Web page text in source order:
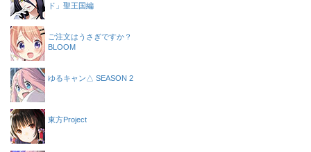
ド」聖王国編
ご注文はうさぎですか？
BLOOM
ゆるキャン△ SEASON 2
東方Project